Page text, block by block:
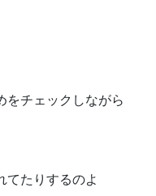
をチェックしながら
てたりするのよ